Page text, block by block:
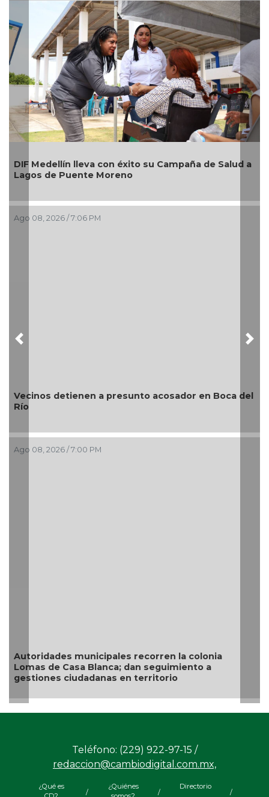
lleva con éxito su Campaña de Salud a
Moreno
/ 7:06 PM
a presunto acosador en Boca del
/ 7:00 PM
municipales recorren la colonia
Casa Blanca; dan seguimiento a
ciudadanas en territorio
nuevos
Previous
Teléfono: (229) 922-97-15 /
redaccion@cambiodigital.com.mx,
¿Qué es
/
¿Quiénes
/
Directorio
/